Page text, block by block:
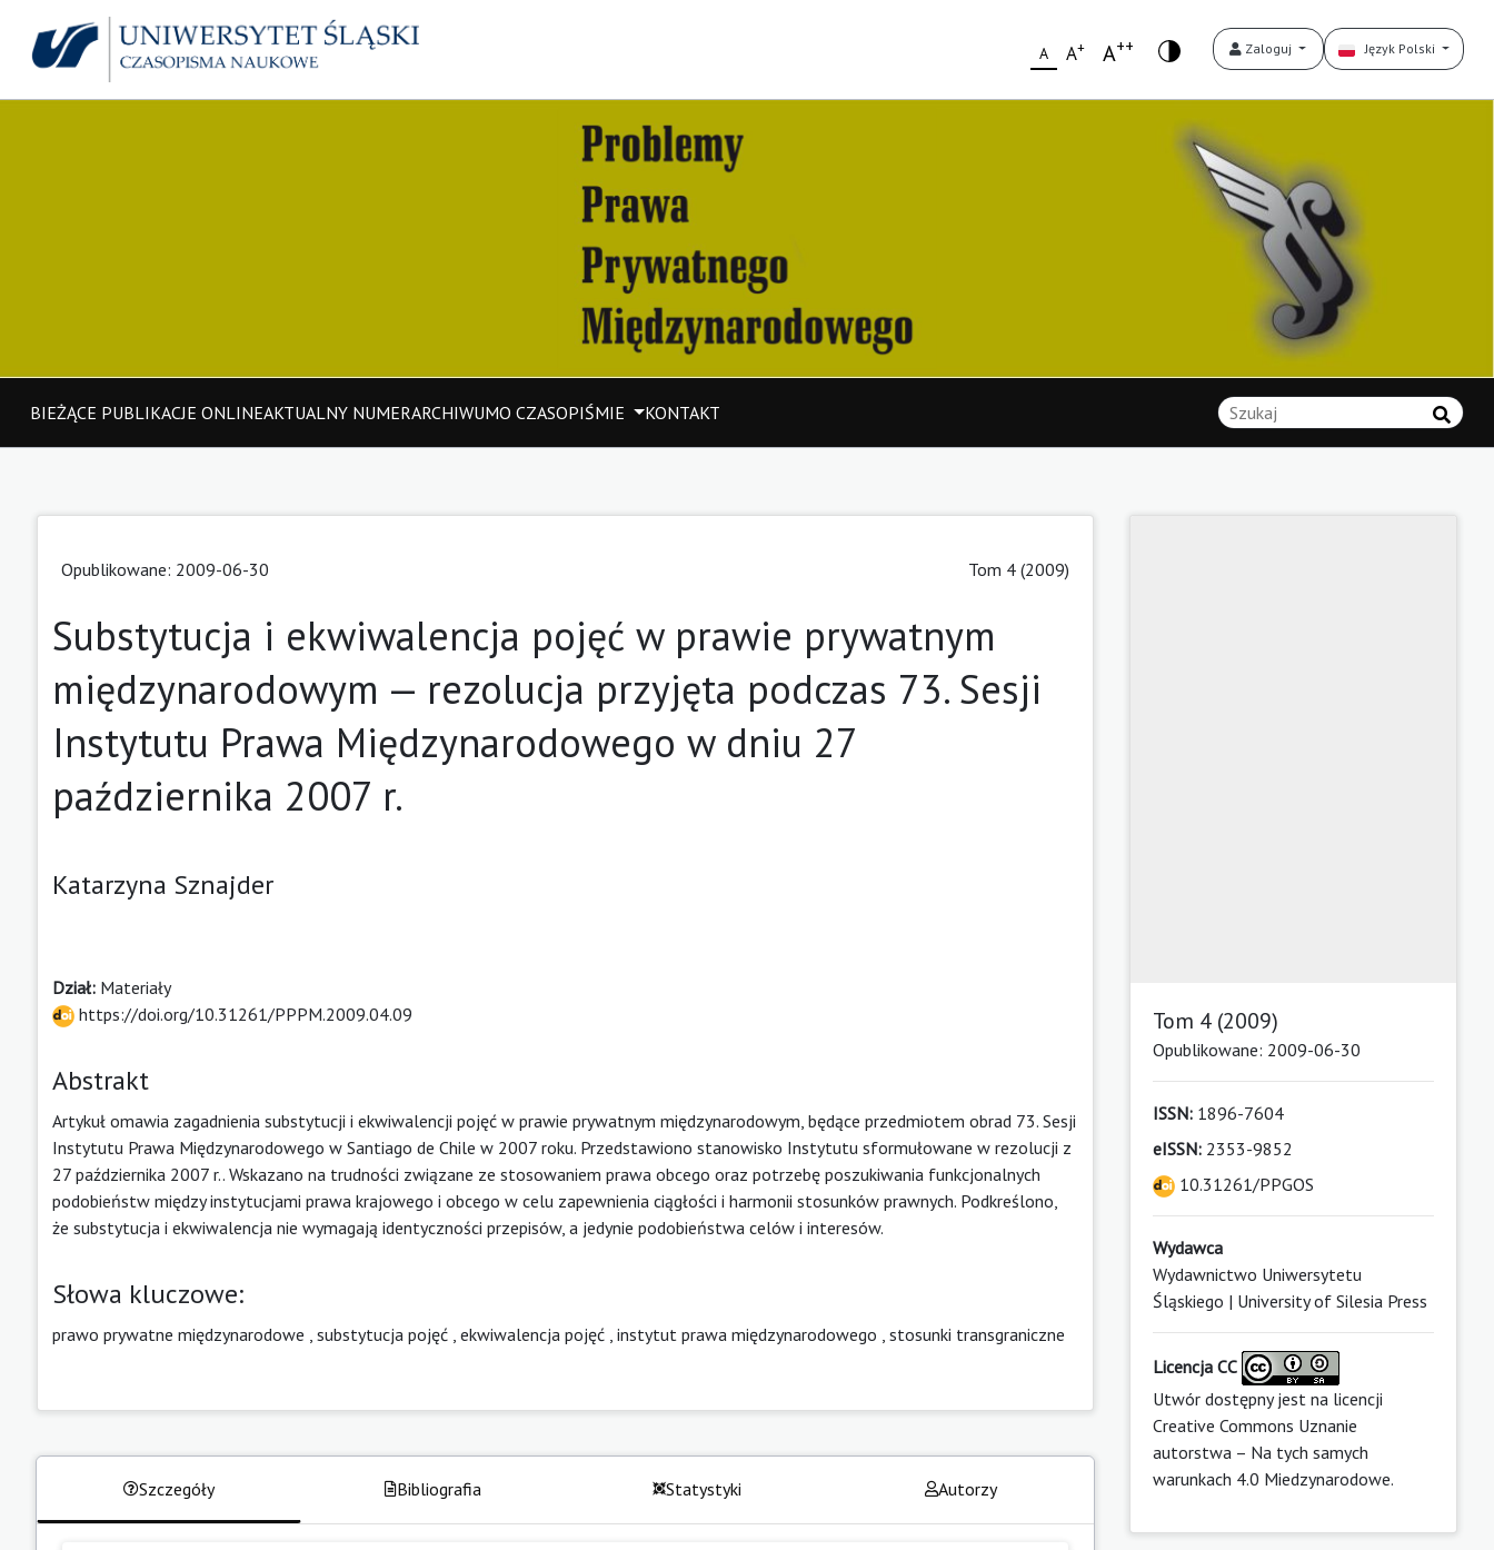
A A+ A++ Zaloguj Język Polski
BIEŻĄCE PUBLIKACJE ONLINEAKTUALNY NUMERARCHIWUMO CZASOPIŚMIE KONTAKT
Opublikowane: 2009-06-30 Tom 4 (2009)
Substytucja i ekwiwalencja pojęć w prawie prywatnym
międzynarodowym — rezolucja przyjęta podczas 73. Sesji
Instytutu Prawa Międzynarodowego w dniu 27
października 2007 r.
Katarzyna Sznajder
Dział: Materiały
https://doi.org/10.31261/PPPM.2009.04.09
Abstrakt
Artykuł omawia zagadnienia substytucji i ekwiwalencji pojęć w prawie prywatnym międzynarodowym, będące przedmiotem obrad 73. Sesji
Instytutu Prawa Międzynarodowego w Santiago de Chile w 2007 roku. Przedstawiono stanowisko Instytutu sformułowane w rezolucji z
27 października 2007 r.. Wskazano na trudności związane ze stosowaniem prawa obcego oraz potrzebę poszukiwania funkcjonalnych
podobieństw między instytucjami prawa krajowego i obcego w celu zapewnienia ciągłości i harmonii stosunków prawnych. Podkreślono,
że substytucja i ekwiwalencja nie wymagają identyczności przepisów, a jedynie podobieństwa celów i interesów.
Słowa kluczowe:
prawo prywatne międzynarodowe substytucja pojęć ekwiwalencja pojęć instytut prawa międzynarodowego stosunki transgraniczne
Szczegóły Bibliografia Statystyki Autorzy
Tom 4 (2009)
Opublikowane: 2009-06-30
ISSN:1896-7604
eISSN:2353-9852
10.31261/PPGOS
Wydawca
Wydawnictwo Uniwersytetu
Śląskiego | University of Silesia Press
Licencja CC
Utwór dostępny jest na licencji
Creative Commons Uznanie
autorstwa – Na tych samych
warunkach 4.0 Miedzynarodowe.